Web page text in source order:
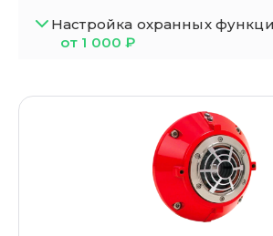
Настройка охранных
от 1 000 ₽